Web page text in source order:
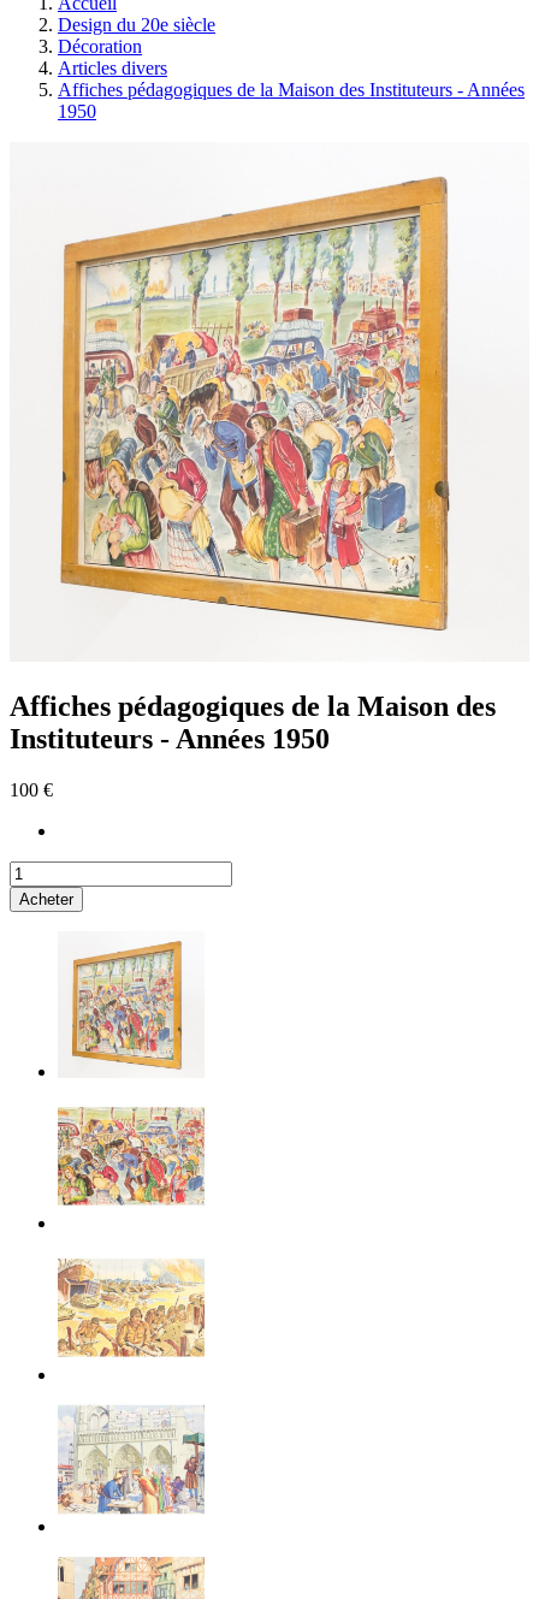
Design du 20e siècle
Décoration
Articles divers
Affiches pédagogiques de la Maison des Instituteurs - Années
1950
Affiches pédagogiques de la Maison des
Instituteurs - Années 1950
100 €
Acheter